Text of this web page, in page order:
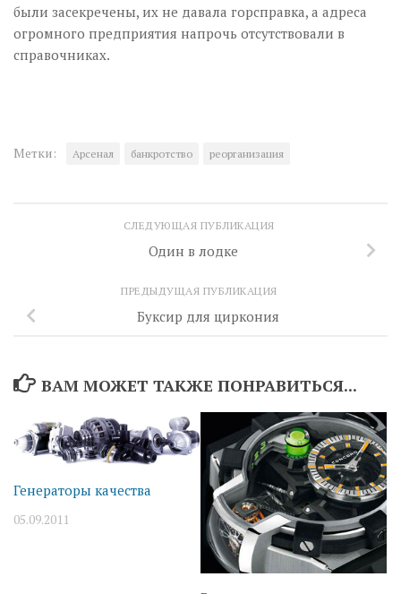
были засекречены, их не давала горсправка, а адреса
огромного предприятия напрочь отсутствовали в
справочниках.
Метки: Арсенал банкротство реорганизация
СЛЕДУЮЩАЯ ПУБЛИКАЦИЯ
Один в лодке
ПРЕДЫДУЩАЯ ПУБЛИКАЦИЯ
Буксир для циркония
ВАМ МОЖЕТ ТАКЖЕ ПОНРАВИТЬСЯ...
Генераторы качества
05.09.2011